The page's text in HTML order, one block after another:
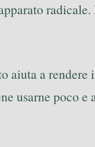
radicale.
aiuta a
usarne poco